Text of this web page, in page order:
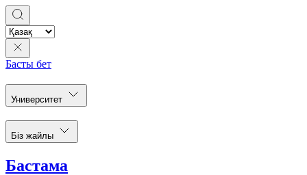
Басты бет
Университет
Біз жайлы
Бастама